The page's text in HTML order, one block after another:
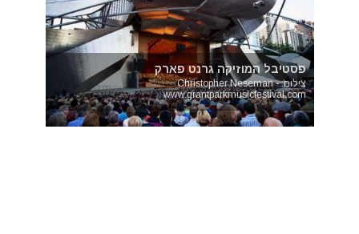
פסטיבל המוזיקה גרנט פארק
צילום: Christopher Neseman -
www.grantparkmusicfestival.com